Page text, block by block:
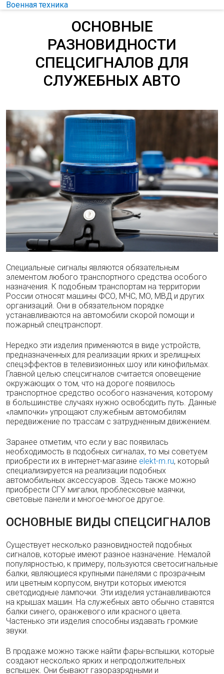
Военная техника
ОСНОВНЫЕ
РАЗНОВИДНОСТИ
СПЕЦСИГНАЛОВ ДЛЯ
СЛУЖЕБНЫХ АВТО
Специальные сигналы являются обязательным
элементом любого транспортного средства особого
назначения. К подобным транспортам на территории
России относят машины ФСО, МЧС, МО, МВД и других
организаций. Они в обязательном порядке
устанавливаются на автомобили скорой помощи и
пожарный спецтранспорт.
Нередко эти изделия применяются в виде устройств,
предназначенных для реализации ярких и зрелищных
спецэффектов в телевизионных шоу или кинофильмах.
Главной целью спецсигналов считается оповещение
окружающих о том, что на дороге появилось
транспортное средство особого назначения, которому
в большинстве случаях нужно освободить путь. Данные
«лампочки» упрощают служебным автомобилям
передвижение по трассам с затрудненным движением.
Заранее отметим, что если у вас появилась
необходимость в подобных сигналах, то мы советуем
приобрести их в интернет-магазине elekt-m.ru, который
специализируется на реализации подобных
автомобильных аксессуаров. Здесь также можно
приобрести СГУ мигалки, проблесковые маячки,
световые панели и многое-многое другое.
ОСНОВНЫЕ ВИДЫ СПЕЦСИГНАЛОВ
Существует несколько разновидностей подобных
сигналов, которые имеют разное назначение. Немалой
популярностью, к примеру, пользуются светосигнальные
балки, являющиеся крупными панелями с прозрачным
или цветным корпусом, внутри которых имеются
светодиодные лампочки. Эти изделия устанавливаются
на крышах машин. На служебных авто обычно ставятся
балки синего, оранжевого или красного цвета.
Частенько эти изделия способны издавать громкие
звуки.
В продаже можно также найти фары-вспышки, которые
создают несколько ярких и непродолжительных
вспышек. Они бывают газоразрядными и